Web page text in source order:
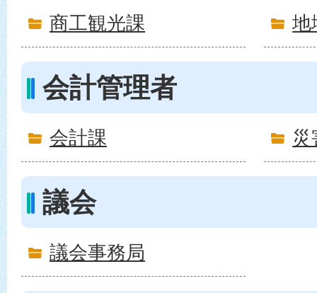
商工観光課 地
会計管理者
会計課 災
議会
議会事務局